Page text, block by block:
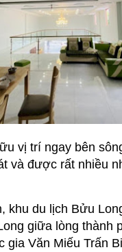
vị trí ngay bên
và được rất nhiều
khu du lịch Bửu
giữa lòng thành
gia Văn Miếu Trấn